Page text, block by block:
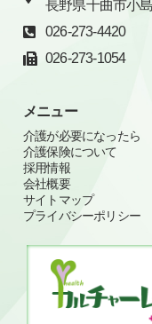
長野県千曲市小
026-273-4420
026-273-1054
メニュー
介護が必要になったら
介護保険について
採用情報
会社概要
サイトマップ
プライバシーポリシー